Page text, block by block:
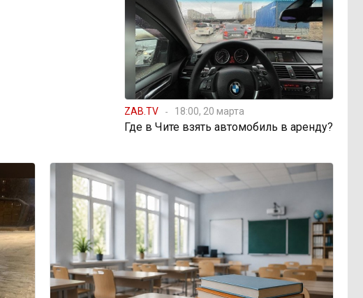
ZAB.TV 18:00, 20 марта
Где в Чите взять автомобиль в аренду?